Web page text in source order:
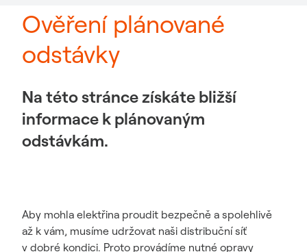
Ověření plánované
odstávky
Na této stránce získáte bližší
informace k plánovaným
odstávkám.
Aby mohla elektřina proudit bezpečně a spolehlivě
až k vám, musíme udržovat naši distribuční síť
v dobré kondici. Proto provádíme nutné opravy